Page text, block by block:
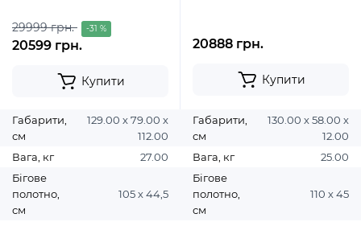
29999 грн. -31 %
20599 грн.
Купити
Габарити,
см
129.00 х 79.00 х
112.00
Вага, кг
27.00
Бігове
полотно,
см
105 х 44,5
20888 грн.
Купити
Габарити,
см
130.00 х 58.00 х
12.00
Вага, кг
25.00
Бігове
полотно,
см
110 х 45